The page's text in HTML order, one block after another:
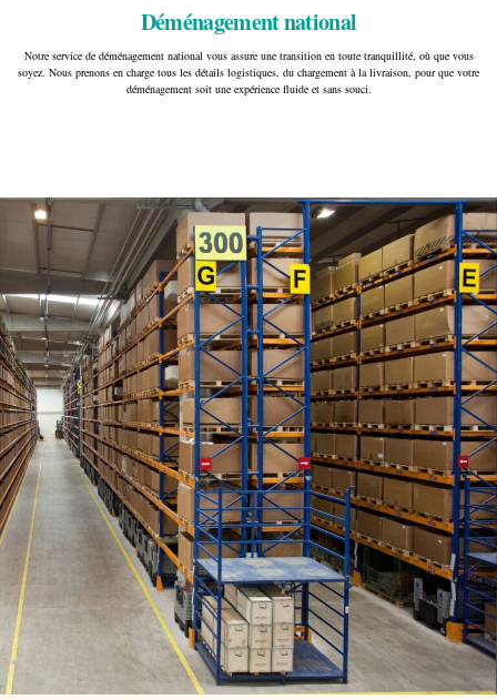
Déménagement national
Notre service de déménagement national vous assure une transition en toute tranquillité, où que vous
soyez. Nous prenons en charge tous les détails logistiques, du chargement à la livraison, pour que votre
déménagement soit une expérience fluide et sans souci.